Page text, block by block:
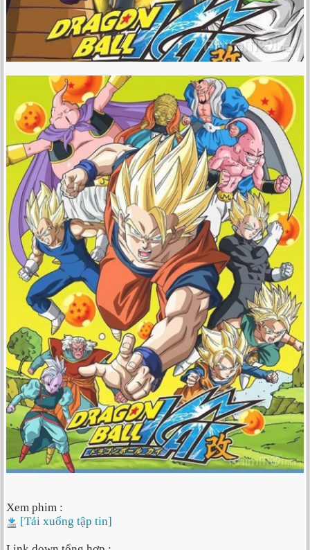
Xem phim :
[Tải xuống tập tin]